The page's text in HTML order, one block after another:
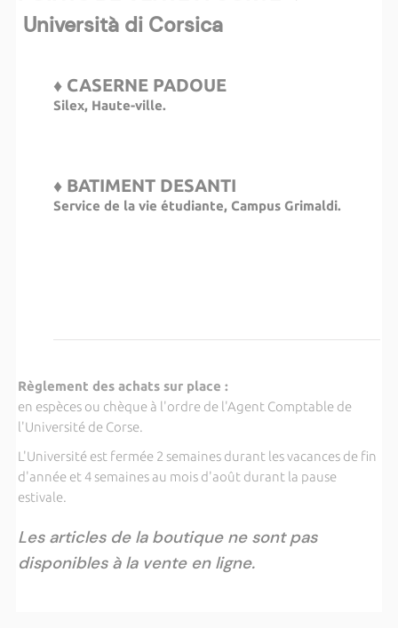
Università di Corsica
♦ CASERNE PADOUE
Silex, Haute-ville.
♦ BATIMENT DESANTI
Service de la vie étudiante, Campus Grimaldi.
Règlement des achats sur place :
en espèces ou chèque à l'ordre de l'Agent Comptable de
l'Université de Corse.
L'Université est fermée 2 semaines durant les vacances de fin
d'année et 4 semaines au mois d'août durant la pause
estivale.
Les articles de la boutique ne sont pas
disponibles à la vente en ligne.